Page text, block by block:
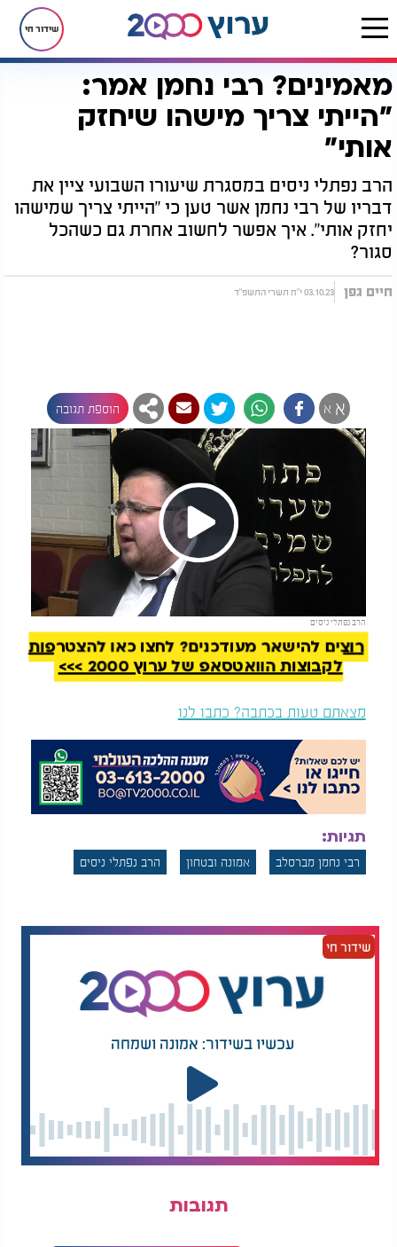
שידור חי
דף הבית יהדות גדולי ישראל רבי נחמן מברסלב מאמינים? רבי נחמן אמר: "הייתי צריך מישהו שיחזק אותי"
מאמינים? רבי נחמן אמר:
"הייתי צריך מישהו שיחזק
אותי"
הרב נפתלי ניסים במסגרת שיעורו השבועי ציין את
דבריו של רבי נחמן אשר טען כי "הייתי צריך שמישהו
יחזק אותי". איך אפשר לחשוב אחרת גם כשהכל
סגור?
חיים גפן 03.10.23 י"ח תשרי התשפ"ד
א א הוספת תגובה
Play
Video
הרב נפתלי ניסים
להמשך קריאה
רוצים להישאר מעודכנים? לחצו כאן להצטרפות
לקבוצות הוואטסאפ של ערוץ 2000 >>>
מצאתם טעות בכתבה? כתבו לנו
תגיות:
רבי נחמן מברסלב אמונה ובטחון הרב נפתלי ניסים
שידור חי
עכשיו בשידור: אמונה ושמחה
תגובות